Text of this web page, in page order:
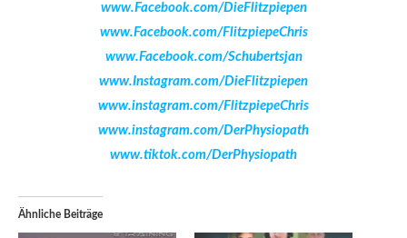
www.Facebook.com/DieFlitzpiepen
www.Facebook.com/FlitzpiepeChris
www.Facebook.com/Schubertsjan
www.Instagram.com/DieFlitzpiepen
www.instagram.com/FlitzpiepeChris
www.instagram.com/DerPhysiopath
www.tiktok.com/DerPhysiopath
Ähnliche Beiträge